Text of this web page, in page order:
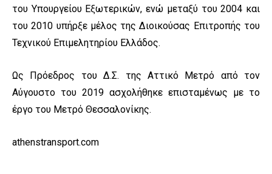
του Υπουργείου Εξωτερικών, ενώ μεταξύ του 2004 και
του 2010 υπήρξε μέλος της Διοικούσας Επιτροπής του
Τεχνικού Επιμελητηρίου Ελλάδος.
Ως Πρόεδρος του Δ.Σ. της Αττικό Μετρό από τον
Αύγουστο του 2019 ασχολήθηκε επισταμένως με το
έργο του Μετρό Θεσσαλονίκης.
athenstransport.com